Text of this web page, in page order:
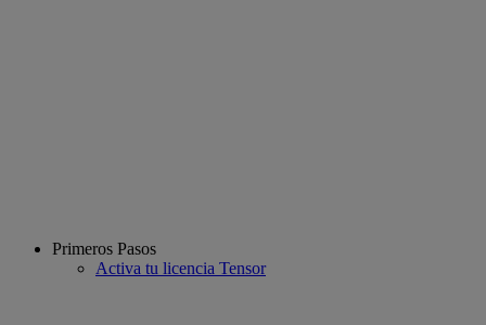
Primeros Pasos
Activa tu licencia Tensor